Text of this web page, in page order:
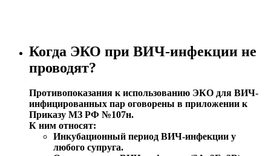
Когда ЭКО при ВИЧ-инфекции не
проводят?
Противопоказания к использованию ЭКО для ВИЧ-
инфицированных пар оговорены в приложении к
Приказу МЗ РФ №107н.
К ним относят:
Инкубационный период ВИЧ-инфекции у
любого супруга.